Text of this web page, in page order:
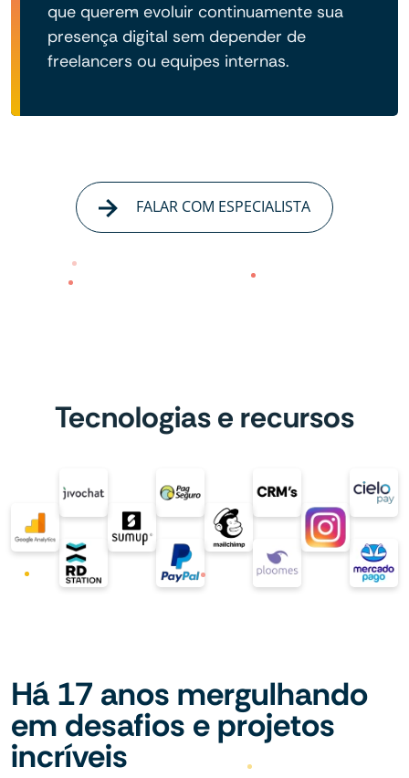
que querem evoluir continuamente sua
presença digital sem depender de
freelancers ou equipes internas.
FALAR COM ESPECIALISTA
Tecnologias e recursos
Há 17 anos mergulhando
em desafios e projetos
incríveis